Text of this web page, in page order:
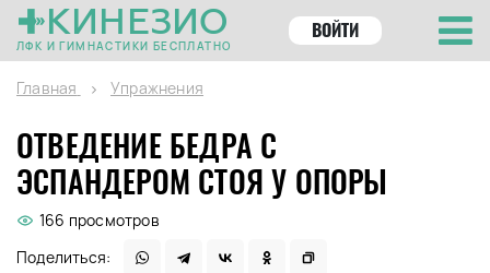
КИНЕЗИО
ЛФК И ГИМНАСТИКИ БЕСПЛАТНО
ВОЙТИ
Главная Упражнения
ОТВЕДЕНИЕ БЕДРА С
ЭСПАНДЕРОМ СТОЯ У ОПОРЫ
166 просмотров
Поделиться: